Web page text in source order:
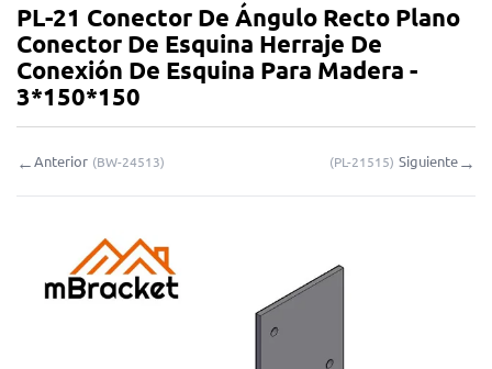
Sobre nosotros
Contacto
Consulta en línea
🌐 Language▼
PL-21 Conector De Ángulo Recto Plano
Conector De Esquina Herraje De
Conexión De Esquina Para Madera -
3*150*150
←Anterior (BW-24513) (PL-21515) Siguiente→